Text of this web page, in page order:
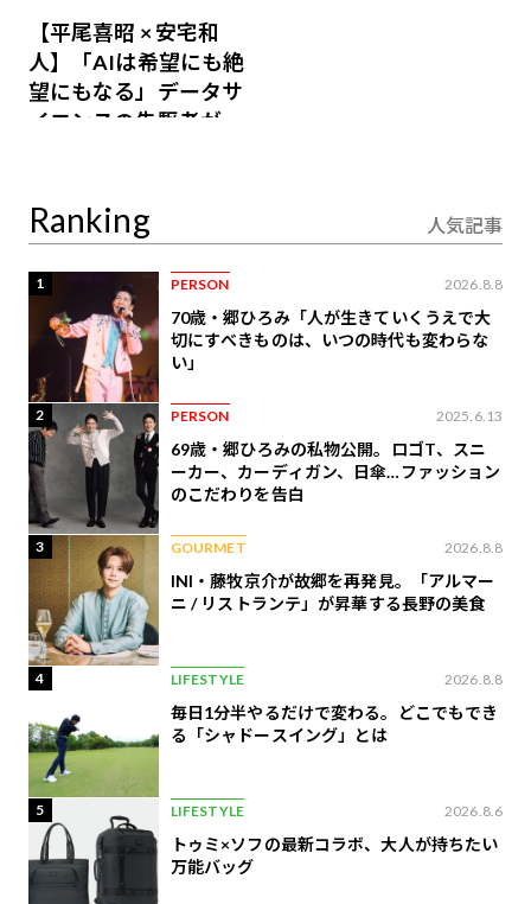
【平尾喜昭 × 安宅和
人】「AIは希望にも絶
望にもなる」データサ
イエンスの先駆者が語
Ranking 人気記事
1 PERSON 2026.8.8
70歳・郷ひろみ「人が生きていくうえで大
切にすべきものは、いつの時代も変わらな
い」
2 PERSON 2025.6.13
69歳・郷ひろみの私物公開。ロゴT、スニ
ーカー、カーディガン、日傘…ファッション
のこだわりを告白
3 GOURMET 2026.8.8
INI・藤牧京介が故郷を再発見。「アルマー
ニ / リストランテ」が昇華する長野の美食
4 LIFESTYLE 2026.8.8
毎日1分半やるだけで変わる。どこでもでき
る「シャドースイング」とは
5 LIFESTYLE 2026.8.6
トゥミ×ソフの最新コラボ、大人が持ちたい
万能バッグ